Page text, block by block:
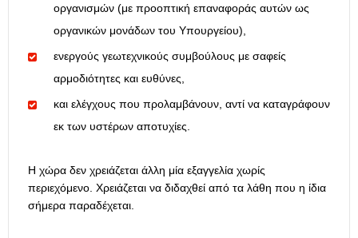
οργανισμών (με προοπτική επαναφοράς αυτών ως
οργανικών μονάδων του Υπουργείου),
ενεργούς γεωτεχνικούς συμβούλους με σαφείς
αρμοδιότητες και ευθύνες,
και ελέγχους που προλαμβάνουν, αντί να καταγράφουν
εκ των υστέρων αποτυχίες.
Η χώρα δεν χρειάζεται άλλη μία εξαγγελία χωρίς
περιεχόμενο. Χρειάζεται να διδαχθεί από τα λάθη που η ίδια
σήμερα παραδέχεται.